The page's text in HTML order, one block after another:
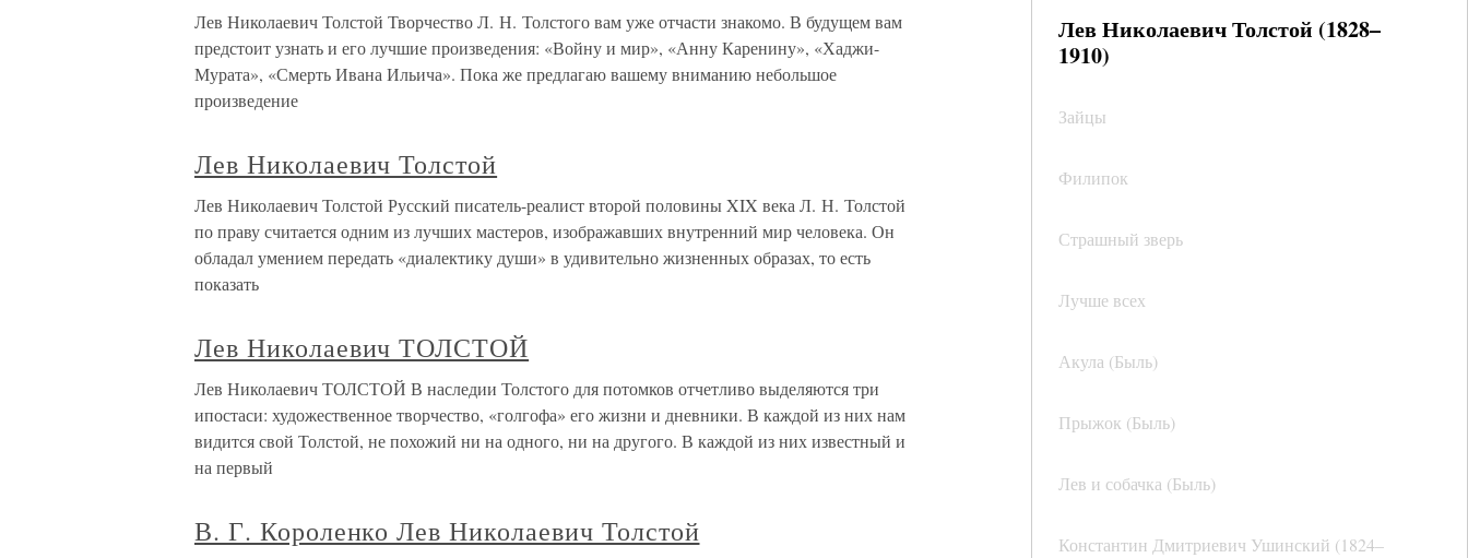
Лев Николаевич Толстой (1828–
1910)
Зайцы
Филипок
Страшный зверь
Лучше всех
Акула (Быль)
Прыжок (Быль)
Лев и собачка (Быль)
Константин Дмитриевич Ушинский (1824–
Лев Николаевич Толстой Творчество Л. Н. Толстого вам уже отчасти знакомо. В будущем вам
предстоит узнать и его лучшие произведения: «Войну и мир», «Анну Каренину», «Хаджи-
Мурата», «Смерть Ивана Ильича». Пока же предлагаю вашему вниманию небольшое
произведение
Лев Николаевич Толстой
Лев Николаевич Толстой Русский писатель-реалист второй половины XIX века Л. Н. Толстой
по праву считается одним из лучших мастеров, изображавших внутренний мир человека. Он
обладал умением передать «диалектику души» в удивительно жизненных образах, то есть
показать
Лев Николаевич ТОЛСТОЙ
Лев Николаевич ТОЛСТОЙ В наследии Толстого для потомков отчетливо выделяются три
ипостаси: художественное творчество, «голгофа» его жизни и дневники. В каждой из них нам
видится свой Толстой, не похожий ни на одного, ни на другого. В каждой из них известный и
на первый
В. Г. Короленко Лев Николаевич Толстой